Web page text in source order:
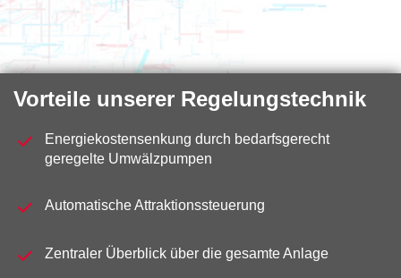
Vorteile unserer Regelungstechnik
Energiekostensenkung durch bedarfsgerecht
geregelte Umwälzpumpen
Automatische Attraktionssteuerung
Zentraler Überblick über die gesamte Anlage